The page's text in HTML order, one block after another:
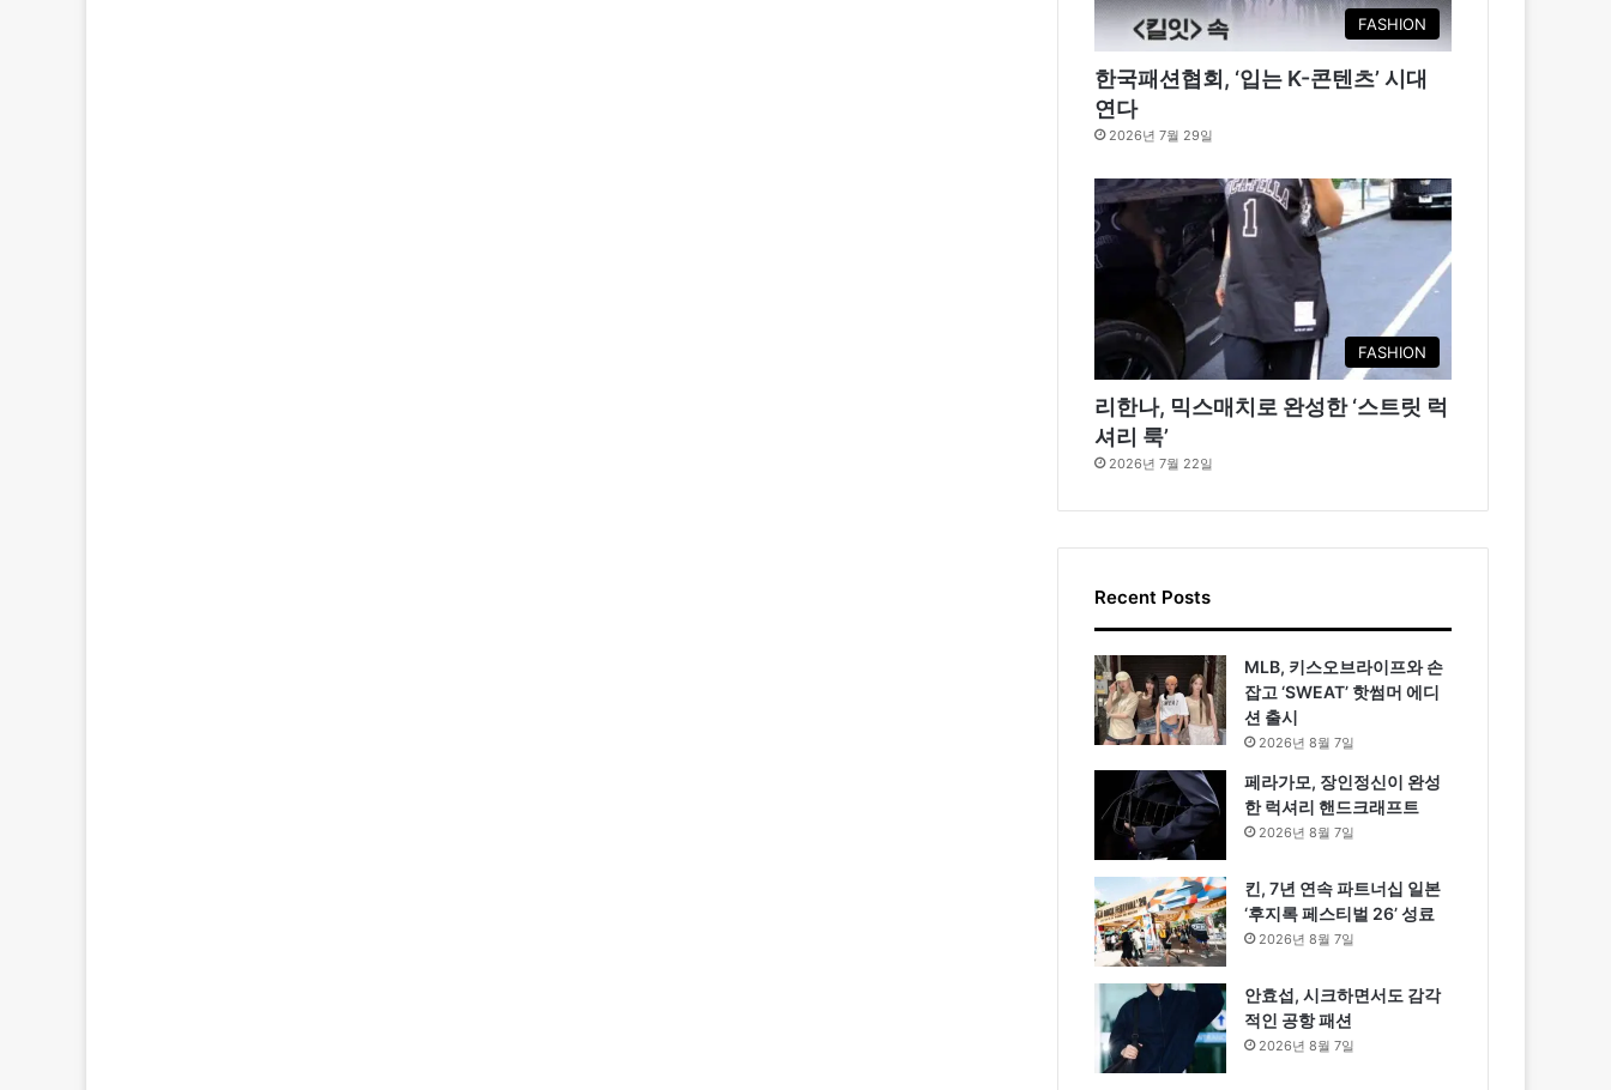
FASHION
한국패션협회, ‘입는 K-콘텐츠’ 시대
연다
2026년 7월 29일
FASHION
리한나, 믹스매치로 완성한 ‘스트릿 럭
셔리 룩’
2026년 7월 22일
Recent Posts
MLB, 키스오브라이프와 손
잡고 ‘SWEAT’ 핫썸머 에디
션 출시
2026년 8월 7일
페라가모, 장인정신이 완성
한 럭셔리 핸드크래프트
2026년 8월 7일
킨, 7년 연속 파트너십 일본
‘후지록 페스티벌 26’ 성료
2026년 8월 7일
안효섭, 시크하면서도 감각
적인 공항 패션
2026년 8월 7일